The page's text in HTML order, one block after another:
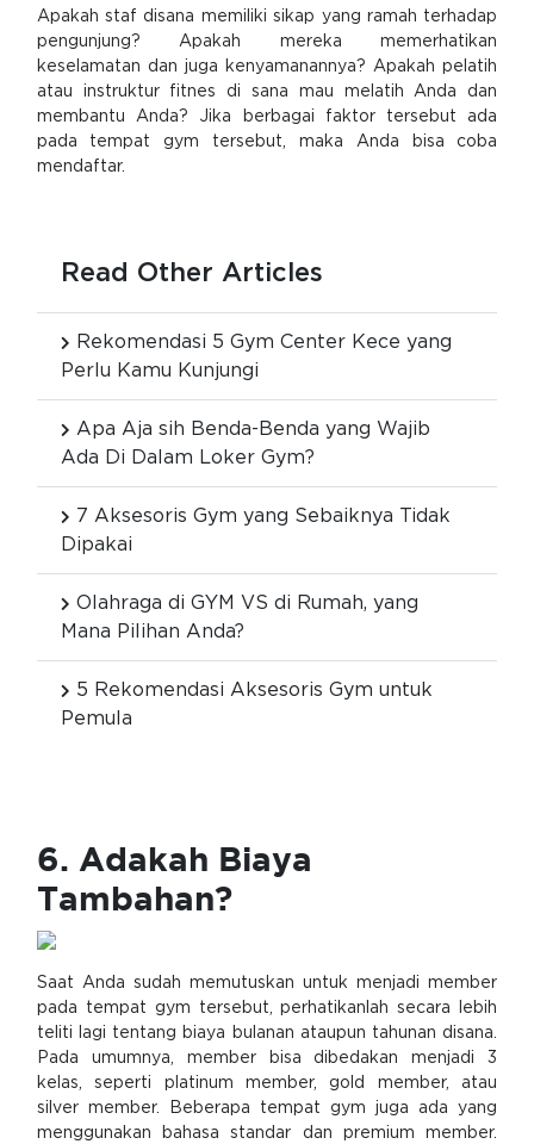
Apakah staf disana memiliki sikap yang ramah terhadap
pengunjung? Apakah mereka memerhatikan
keselamatan dan juga kenyamanannya? Apakah pelatih
atau instruktur fitnes di sana mau melatih Anda dan
membantu Anda? Jika berbagai faktor tersebut ada
pada tempat gym tersebut, maka Anda bisa coba
mendaftar.
Read Other Articles
Rekomendasi 5 Gym Center Kece yang
Perlu Kamu Kunjungi
Apa Aja sih Benda-Benda yang Wajib
Ada Di Dalam Loker Gym?
7 Aksesoris Gym yang Sebaiknya Tidak
Dipakai
Olahraga di GYM VS di Rumah, yang
Mana Pilihan Anda?
5 Rekomendasi Aksesoris Gym untuk
Pemula
6. Adakah Biaya
Tambahan?
Saat Anda sudah memutuskan untuk menjadi member
pada tempat gym tersebut, perhatikanlah secara lebih
teliti lagi tentang biaya bulanan ataupun tahunan disana.
Pada umumnya, member bisa dibedakan menjadi 3
kelas, seperti platinum member, gold member, atau
silver member. Beberapa tempat gym juga ada yang
menggunakan bahasa standar dan premium member.